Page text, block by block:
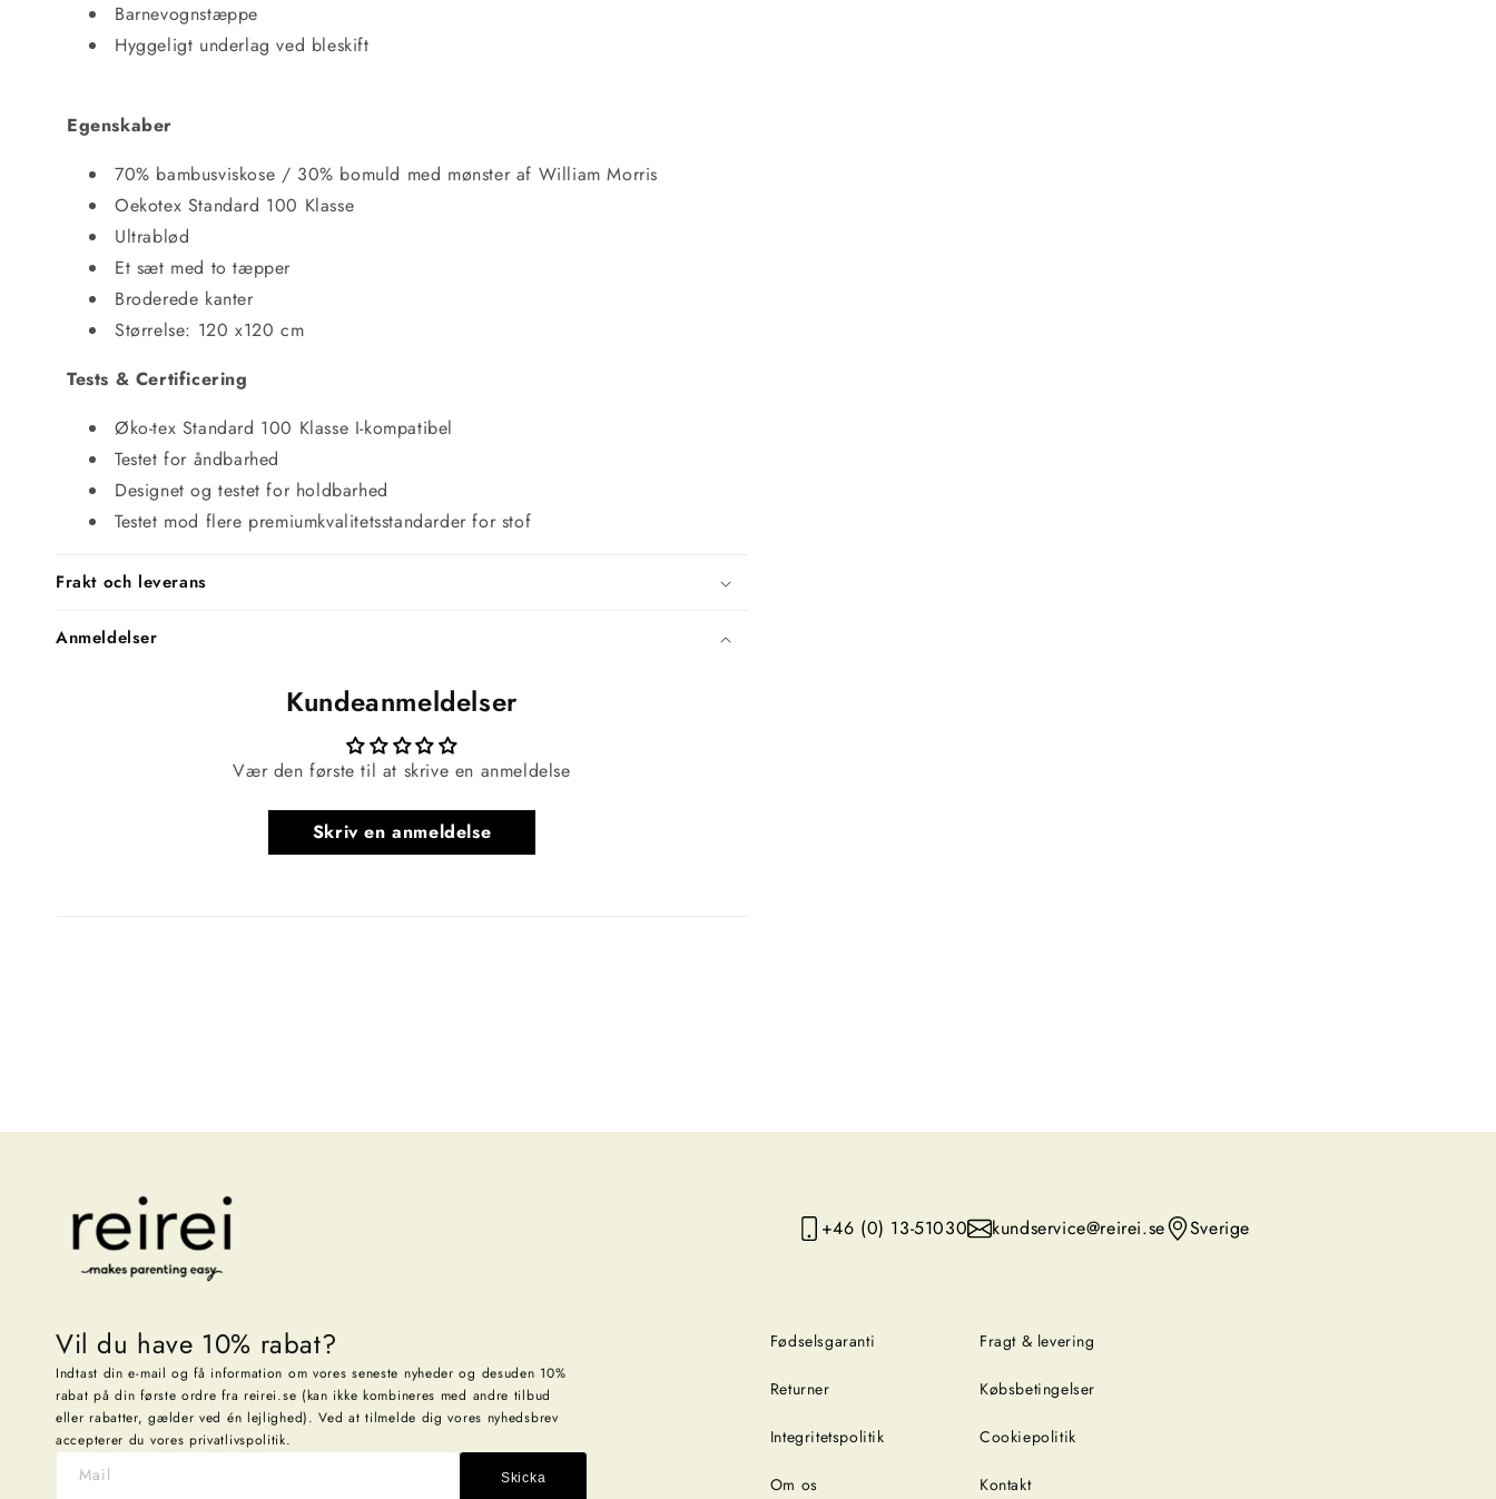
Barnevognstæppe
Hyggeligt underlag ved bleskift
Egenskaber
70% bambusviskose / 30% bomuld med mønster af William Morris
Oekotex Standard 100 Klasse
Ultrablød
Et sæt med to tæpper
Broderede kanter
Størrelse: 120 x120 cm
Tests & Certificering
Øko-tex Standard 100 Klasse I-kompatibel
Testet for åndbarhed
Designet og testet for holdbarhed
Testet mod flere premiumkvalitetsstandarder for stof
Frakt och leverans
Anmeldelser
Kundeanmeldelser
Vær den første til at skrive en anmeldelse
Skriv en anmeldelse
+46 (0) 13-51030 kundservice@reirei.se Sverige
Fødselsgaranti Fragt & levering
Returner Købsbetingelser
Integritetspolitik Cookiepolitik
Om os Kontakt
Vil du have 10% rabat?
Indtast din e-mail og få information om vores seneste nyheder og desuden 10%
rabat på din første ordre fra reirei.se (kan ikke kombineres med andre tilbud
eller rabatter, gælder ved én lejlighed). Ved at tilmelde dig vores nyhedsbrev
accepterer du vores privatlivspolitik.
Mail Skicka